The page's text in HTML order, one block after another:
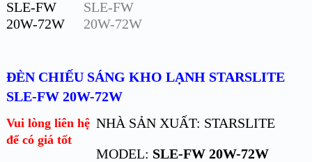
ĐÈN CHIẾU SÁNG KHO LẠNH STARSLITE
SLE-FW 20W-72W
Vui lòng liên hệ
để có giá tốt
NHÀ SẢN XUẤT: STARSLITE
MODEL: SLE-FW 20W-72W